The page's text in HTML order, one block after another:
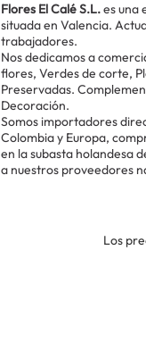
Flores El Calé S.L.es una
situada en Valencia.
trabajadores.
Nos dedicamos a
flores, Verdes de corte,
Preservadas.
Decoración.
Somos importadores
Colombia y Europa,
en la subasta holandesa
a nuestros proveedores
Los